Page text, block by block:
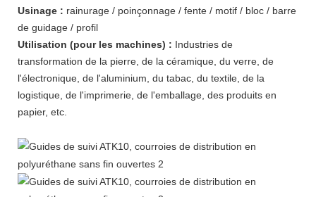
Usinage : rainurage / poinçonnage / fente / motif / bloc / barre
de guidage / profil
Utilisation (pour les machines) : Industries de
transformation de la pierre, de la céramique, du verre, de
l'électronique, de l'aluminium, du tabac, du textile, de la
logistique, de l'imprimerie, de l'emballage, des produits en
papier, etc.